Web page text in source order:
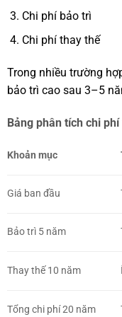
Chi phí bảo trì
Chi phí thay thế
Trong nhiều trường
bảo trì cao sau 3–5
Bảng phân tích chi
Khoản mục
Giá ban đầu
Bảo trì 5 năm
Thay thế 10 năm
Tổng chi phí 20 năm